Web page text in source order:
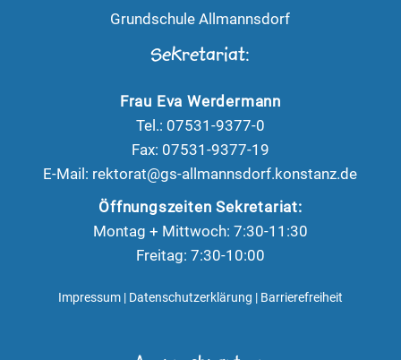
Grundschule Allmannsdorf
Sekretariat:
Frau Eva Werdermann
Tel.: 07531-9377-0
Fax: 07531-9377-19
E-Mail: rektorat@gs-allmannsdorf.konstanz.de
Öffnungszeiten Sekretariat:
Montag + Mittwoch: 7:30-11:30
Freitag: 7:30-10:00
Impressum| Datenschutzerklärung | Barrierefreiheit